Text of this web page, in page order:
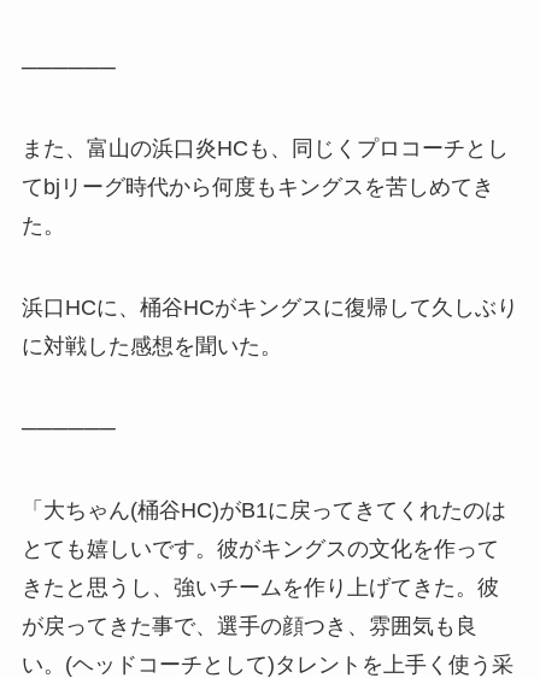
──────
また、富山の浜口炎HCも、同じくプロコーチとし
てbjリーグ時代から何度もキングスを苦しめてき
た。
浜口HCに、桶谷HCがキングスに復帰して久しぶり
に対戦した感想を聞いた。
──────
「大ちゃん(桶谷HC)がB1に戻ってきてくれたのは
とても嬉しいです。彼がキングスの文化を作って
きたと思うし、強いチームを作り上げてきた。彼
が戻ってきた事で、選手の顔つき、雰囲気も良
い。(ヘッドコーチとして)タレントを上手く使う采